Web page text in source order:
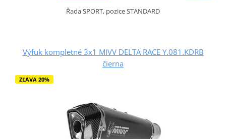
Řada SPORT, pozice STANDARD
Výfuk kompletné 3x1 MIVV DELTA RACE Y.081.KDRB
čierna
ZĽAVA 20%